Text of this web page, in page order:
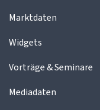
Marktdaten
Widgets
Vorträge & Seminare
Mediadaten